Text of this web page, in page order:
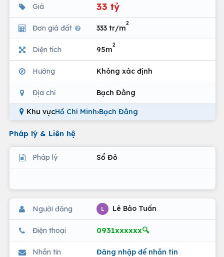
Giá 33 tỷ
Đơn giá đất 333 tr/m
2
Diện tích 95m
2
Hướng Không xác định
Địa chỉ Bạch Đằng
Khu vựcHồ Chí Minh›Bạch Đằng
Pháp lý & Liên hệ
Pháp lý Sổ Đỏ
Người đăng L Lê Bảo Tuấn
Điện thoại 0931xxxxxx🔍
Nhắn tin Đăng nhập để nhắn tin